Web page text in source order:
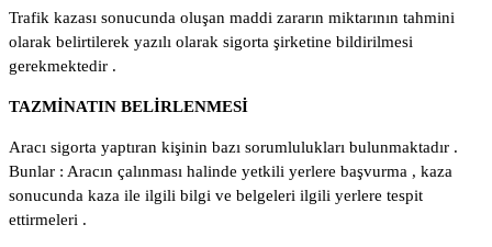
Trafik kazası sonucunda oluşan maddi zararın miktarının tahmini
olarak belirtilerek yazılı olarak sigorta şirketine bildirilmesi
gerekmektedir .
TAZMİNATIN BELİRLENMESİ
Aracı sigorta yaptıran kişinin bazı sorumlulukları bulunmaktadır .
Bunlar : Aracın çalınması halinde yetkili yerlere başvurma , kaza
sonucunda kaza ile ilgili bilgi ve belgeleri ilgili yerlere tespit
ettirmeleri .